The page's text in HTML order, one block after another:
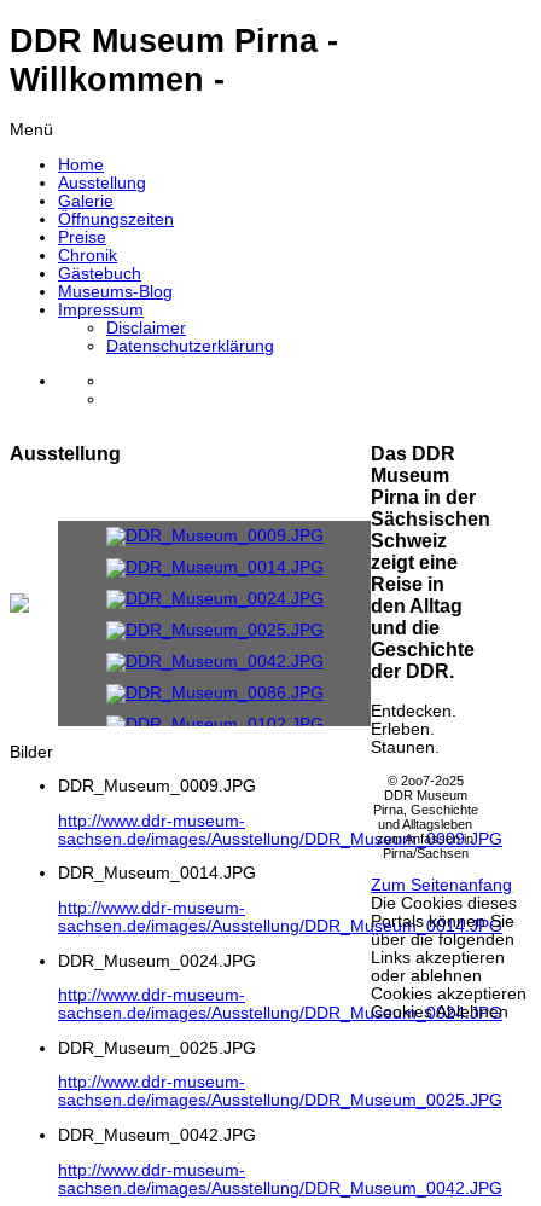
DDR Museum Pirna -
Willkommen -
Menü
Home
Ausstellung
Galerie
Öffnungszeiten
Preise
Chronik
Gästebuch
Museums-Blog
Impressum
Disclaimer
Datenschutzerklärung
Ausstellung
Bilder
DDR_Museum_0009.JPG
http://www.ddr-museum-
sachsen.de/images/Ausstellung/DDR_Museum_0009.JPG
DDR_Museum_0014.JPG
http://www.ddr-museum-
sachsen.de/images/Ausstellung/DDR_Museum_0014.JPG
DDR_Museum_0024.JPG
http://www.ddr-museum-
sachsen.de/images/Ausstellung/DDR_Museum_0024.JPG
DDR_Museum_0025.JPG
http://www.ddr-museum-
sachsen.de/images/Ausstellung/DDR_Museum_0025.JPG
DDR_Museum_0042.JPG
http://www.ddr-museum-
sachsen.de/images/Ausstellung/DDR_Museum_0042.JPG
Das DDR
Museum
Pirna in der
Sächsischen
Schweiz
zeigt eine
Reise in
den Alltag
und die
Geschichte
der DDR.
Entdecken.
Erleben.
Staunen.
© 2oo7-2o25
DDR Museum
Pirna, Geschichte
und Alltagsleben
zum Anfassen in
Pirna/Sachsen
Zum Seitenanfang
Die Cookies dieses
Portals können Sie
über die folgenden
Links akzeptieren
oder ablehnen
Cookies akzeptieren
Cookies Ablehnen